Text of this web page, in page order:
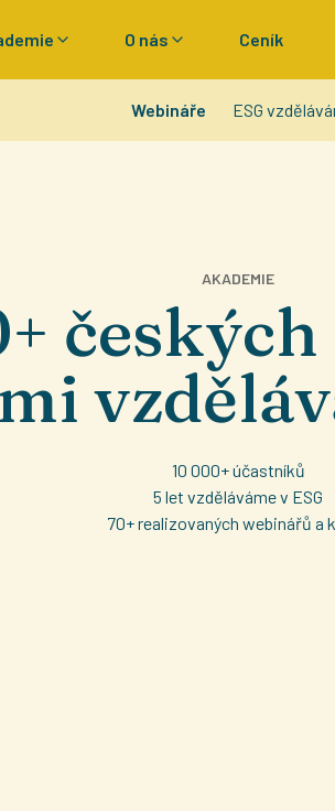
O nás Ceník
Webináře ESG
AKADEMIE
10 000+ účastníků
5 let vzděláváme v ESG
70+ realizovaných webinářů a